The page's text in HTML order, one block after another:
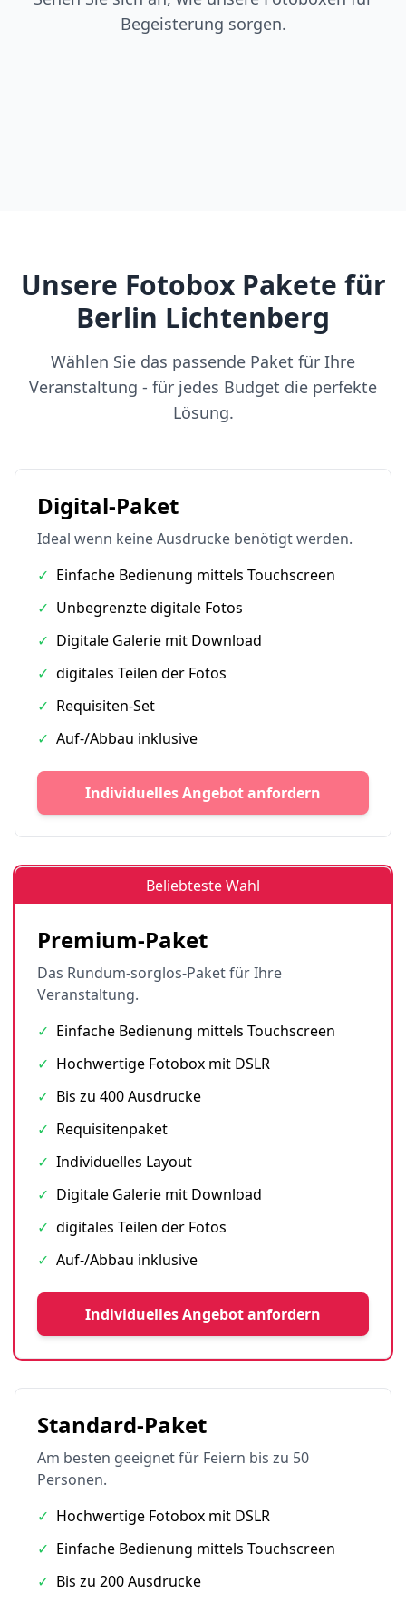
Begeisterung sorgen.
Unsere Fotobox Pakete für
Berlin Lichtenberg
Wählen Sie das passende Paket für Ihre
Veranstaltung - für jedes Budget die perfekte
Lösung.
Digital-Paket
Ideal wenn keine Ausdrucke benötigt werden.
✓ Einfache Bedienung mittels Touchscreen
✓ Unbegrenzte digitale Fotos
✓ Digitale Galerie mit Download
✓ digitales Teilen der Fotos
✓ Requisiten-Set
✓ Auf-/Abbau inklusive
Individuelles Angebot anfordern
Beliebteste Wahl
Premium-Paket
Das Rundum-sorglos-Paket für Ihre
Veranstaltung.
✓ Einfache Bedienung mittels Touchscreen
✓ Hochwertige Fotobox mit DSLR
✓ Bis zu 400 Ausdrucke
✓ Requisitenpaket
✓ Individuelles Layout
✓ Digitale Galerie mit Download
✓ digitales Teilen der Fotos
✓ Auf-/Abbau inklusive
Individuelles Angebot anfordern
Standard-Paket
Am besten geeignet für Feiern bis zu 50
Personen.
✓ Hochwertige Fotobox mit DSLR
✓ Einfache Bedienung mittels Touchscreen
✓ Bis zu 200 Ausdrucke